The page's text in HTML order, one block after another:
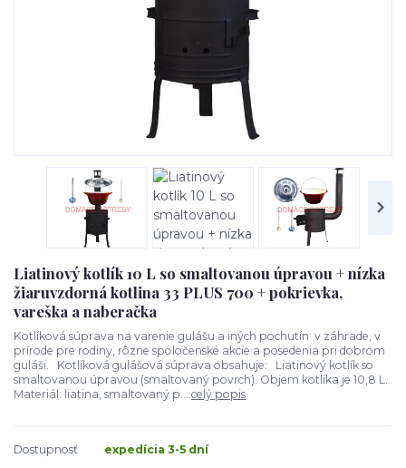
Liatinový kotlík 10 L so smaltovanou úpravou + nízka
žiaruvzdorná kotlina 33 PLUS 700 + pokrievka,
vareška a naberačka
Kotlíková súprava na varenie gulášu a iných pochutín v záhrade, v
prírode pre rodiny, rôzne spoločenské akcie a posedenia pri dobrom
guláši. Kotlíková gulášová súprava obsahuje: Liatinový kotlík so
smaltovanou úpravou (smaltovaný povrch). Objem kotlíka je 10,8 L.
Materiál: liatina, smaltovaný p... celý popis
Dostupnosť expedícia 3-5 dní